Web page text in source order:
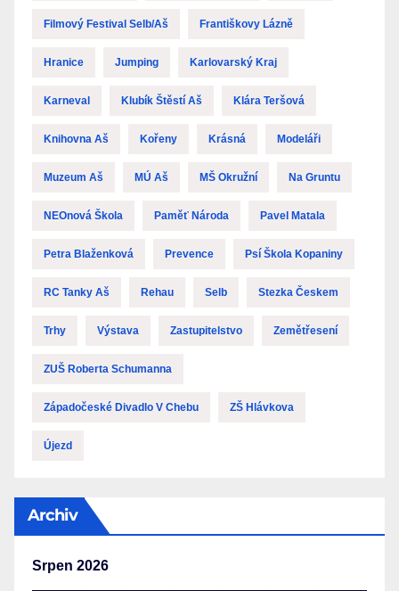
Filmový Festival Selb/Aš Františkovy Lázně
Hranice Jumping Karlovarský Kraj
Karneval Klubík Štěstí Aš Klára Teršová
Knihovna Aš Kořeny Krásná Modeláři
Muzeum Aš MÚ Aš MŠ Okružní Na Gruntu
NEOnová Škola Paměť Národa Pavel Matala
Petra Blaženková Prevence Psí Škola Kopaniny
RC Tanky Aš Rehau Selb Stezka Českem
Trhy Výstava Zastupitelstvo Zemětřesení
ZUŠ Roberta Schumanna
Západočeské Divadlo V Chebu ZŠ Hlávkova
Újezd
Archiv
Srpen 2026